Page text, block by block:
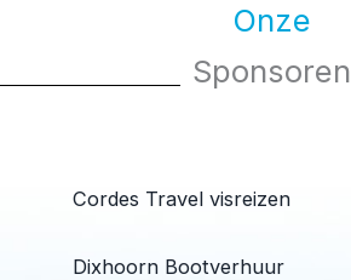
Onze
Sponsoren
Cordes Travel visreizen
Dixhoorn Bootverhuur